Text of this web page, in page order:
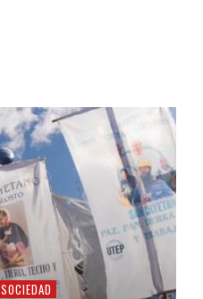
SOCIEDAD